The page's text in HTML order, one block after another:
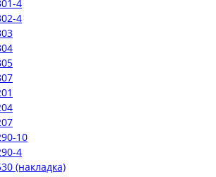
4
4
10
4
(накладка)